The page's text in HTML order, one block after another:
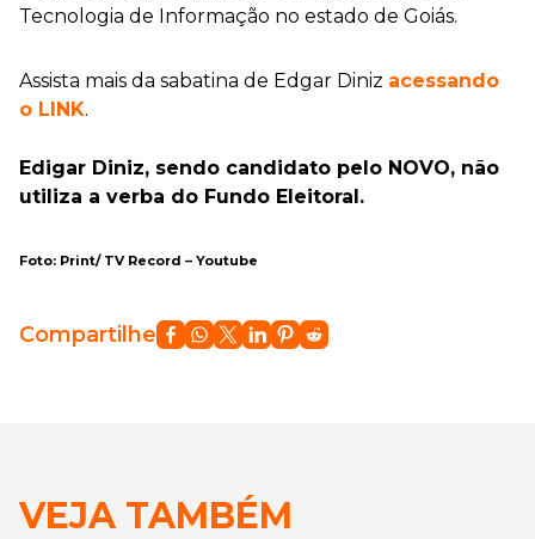
Tecnologia de Informação no estado de Goiás.
Assista mais da sabatina de Edgar Diniz acessando
o LINK.
Edigar Diniz, sendo candidato pelo NOVO, não
utiliza a verba do Fundo Eleitoral.
Foto: Print/ TV Record – Youtube
Compartilhe
VEJA TAMBÉM